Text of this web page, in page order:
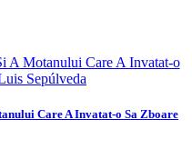
Care A Invatat-o Sa Zboare